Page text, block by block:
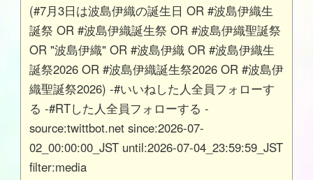
(#7月3日は波島伊織の誕生日 OR #波島伊織生
誕祭 OR #波島伊織誕生祭 OR #波島伊織聖誕祭
OR "波島伊織" OR #波島伊織 OR #波島伊織生
誕祭2026 OR #波島伊織誕生祭2026 OR #波島伊
織聖誕祭2026) -#いいねした人全員フォローす
る -#RTした人全員フォローする -
source:twittbot.net since:2026-07-
02_00:00:00_JST until:2026-07-04_23:59:59_JST
filter:media